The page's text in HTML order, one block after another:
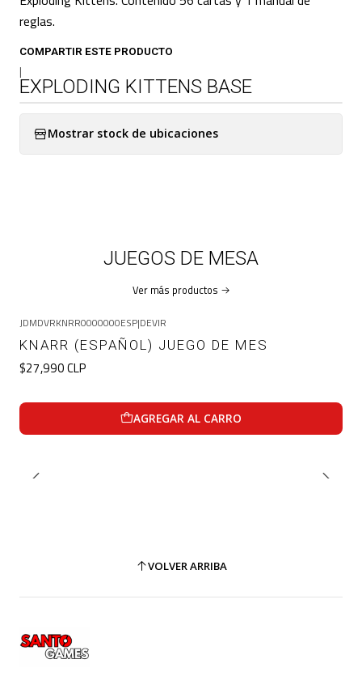
reglas.
COMPARTIR ESTE PRODUCTO
|
EXPLODING KITTENS BASE
Mostrar stock de ubicaciones
JUEGOS DE MESA
Ver más productos
JDMDVRKNRR0000000ESP|DEVIR
KNARR (ESPAÑOL) JUEGO DE MES
$27,990 CLP
AGREGAR AL CARRO
VOLVER ARRIBA